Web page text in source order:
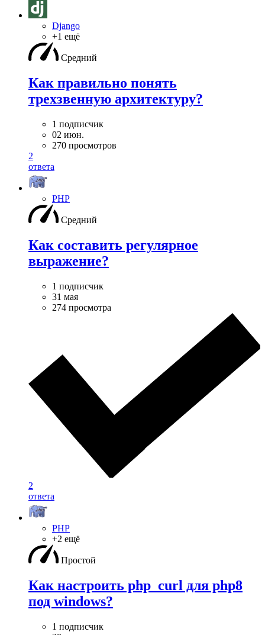
Django
+1 ещё
Средний
Как правильно понять
трехзвенную архитектуру?
1 подписчик
02 июн.
270 просмотров
2
ответа
PHP
Средний
Как составить регулярное
выражение?
1 подписчик
31 мая
274 просмотра
2
ответа
PHP
+2 ещё
Простой
Как настроить php_curl для php8
под windows?
1 подписчик